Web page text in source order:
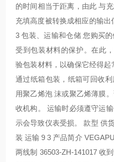
的时间相当于距离，由此 与
充填高度被转换成相应的输
3 包装、运输和仓储 您购买
受到包装材料的保护。在此
验包装材料，以确保它经得
通过纸箱包装，纸箱可回收
用聚乙烯泡 沫或聚乙烯薄膜
收机构。 运输时必须遵守运
示会导致仪表受损。 款型 供
装 运输 9 3 产品简介
两线制 36503-ZH-141017 收